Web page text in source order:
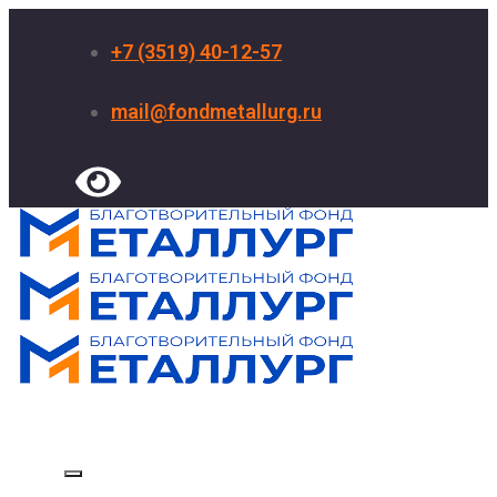
+7 (3519) 40-12-57
mail@fondmetallurg.ru